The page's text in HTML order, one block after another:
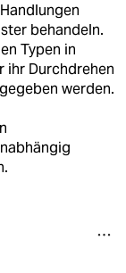
behandeln.
Typen in
ihr Durchdrehen
werden.